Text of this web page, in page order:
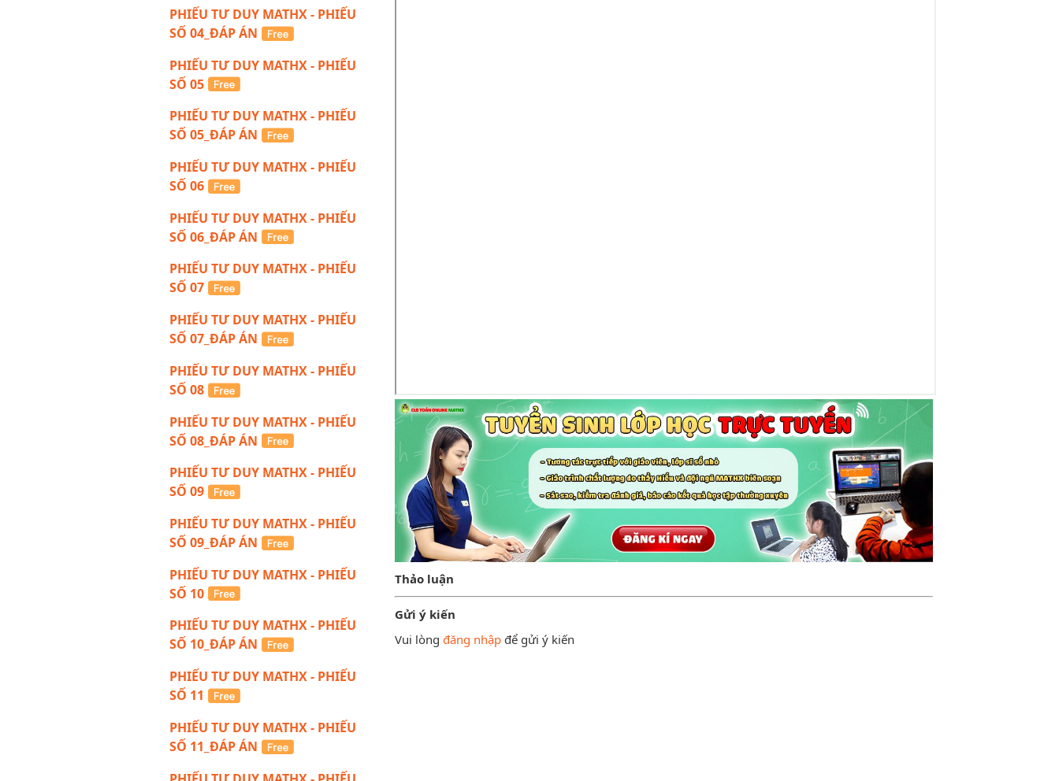
PHIẾU TƯ DUY MATHX - PHIẾU
SỐ 04_ĐÁP ÁN
PHIẾU TƯ DUY MATHX - PHIẾU
SỐ 05
PHIẾU TƯ DUY MATHX - PHIẾU
SỐ 05_ĐÁP ÁN
PHIẾU TƯ DUY MATHX - PHIẾU
SỐ 06
PHIẾU TƯ DUY MATHX - PHIẾU
SỐ 06_ĐÁP ÁN
PHIẾU TƯ DUY MATHX - PHIẾU
SỐ 07
PHIẾU TƯ DUY MATHX - PHIẾU
SỐ 07_ĐÁP ÁN
PHIẾU TƯ DUY MATHX - PHIẾU
SỐ 08
PHIẾU TƯ DUY MATHX - PHIẾU
SỐ 08_ĐÁP ÁN
PHIẾU TƯ DUY MATHX - PHIẾU
SỐ 09
PHIẾU TƯ DUY MATHX - PHIẾU
SỐ 09_ĐÁP ÁN
PHIẾU TƯ DUY MATHX - PHIẾU
SỐ 10
PHIẾU TƯ DUY MATHX - PHIẾU
SỐ 10_ĐÁP ÁN
PHIẾU TƯ DUY MATHX - PHIẾU
SỐ 11
PHIẾU TƯ DUY MATHX - PHIẾU
SỐ 11_ĐÁP ÁN
Thảo luận
Gửi ý kiến
Vui lòngđăng nhập để gửi ý kiến